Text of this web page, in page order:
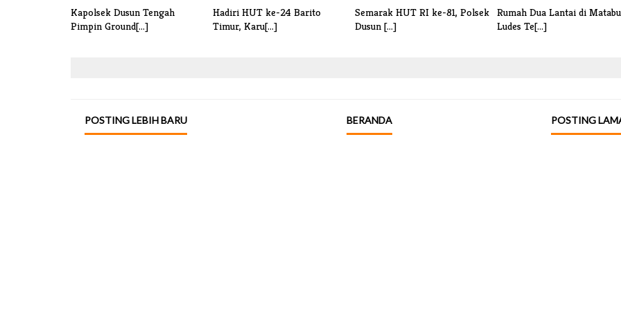
Kapolsek Dusun Tengah
Pimpin Ground[...]
Hadiri HUT ke-24 Barito
Timur, Karu[...]
Semarak HUT RI ke-81, Polsek
Dusun [...]
Rumah Dua Lantai di Matabu
Ludes Te[...]
POSTING LEBIH BARU POSTING
BERANDA